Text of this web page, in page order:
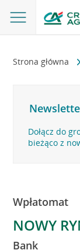
Strona główna
Dołącz do
bieżąco z
Wpłatomat
NOWY
Bank